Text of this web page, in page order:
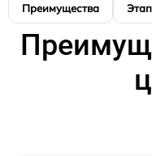
Преимущества